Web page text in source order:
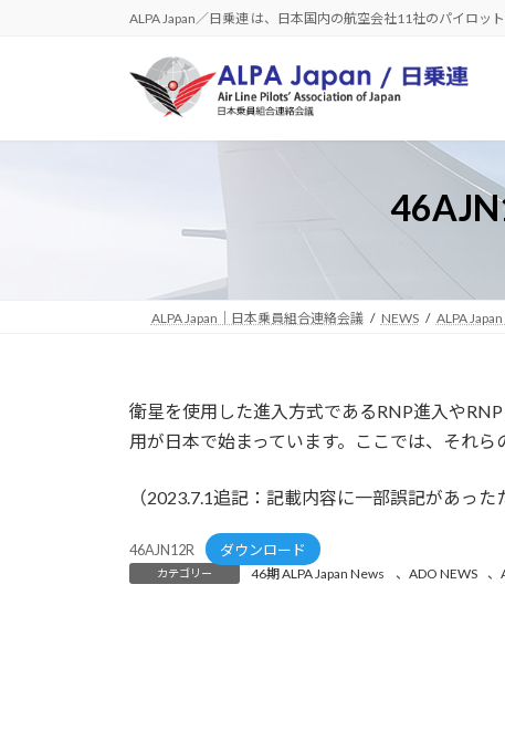
へ
ョ
ALPA Japan／日乗連 は、日本国内の航空会社11社のパイロッ
ALPA Japan｜日本乗員組合連絡会議 NEWS ALPA
衛星を使用した進入方式であるRNP進入や
用が日本で始まっています。ここでは、それ
（2023.7.1追記：記載内容に一部誤記があっ
46AJN12R ダウンロード
カテゴリー 46期 ALPA Japan News 、 ADO NEWS 、